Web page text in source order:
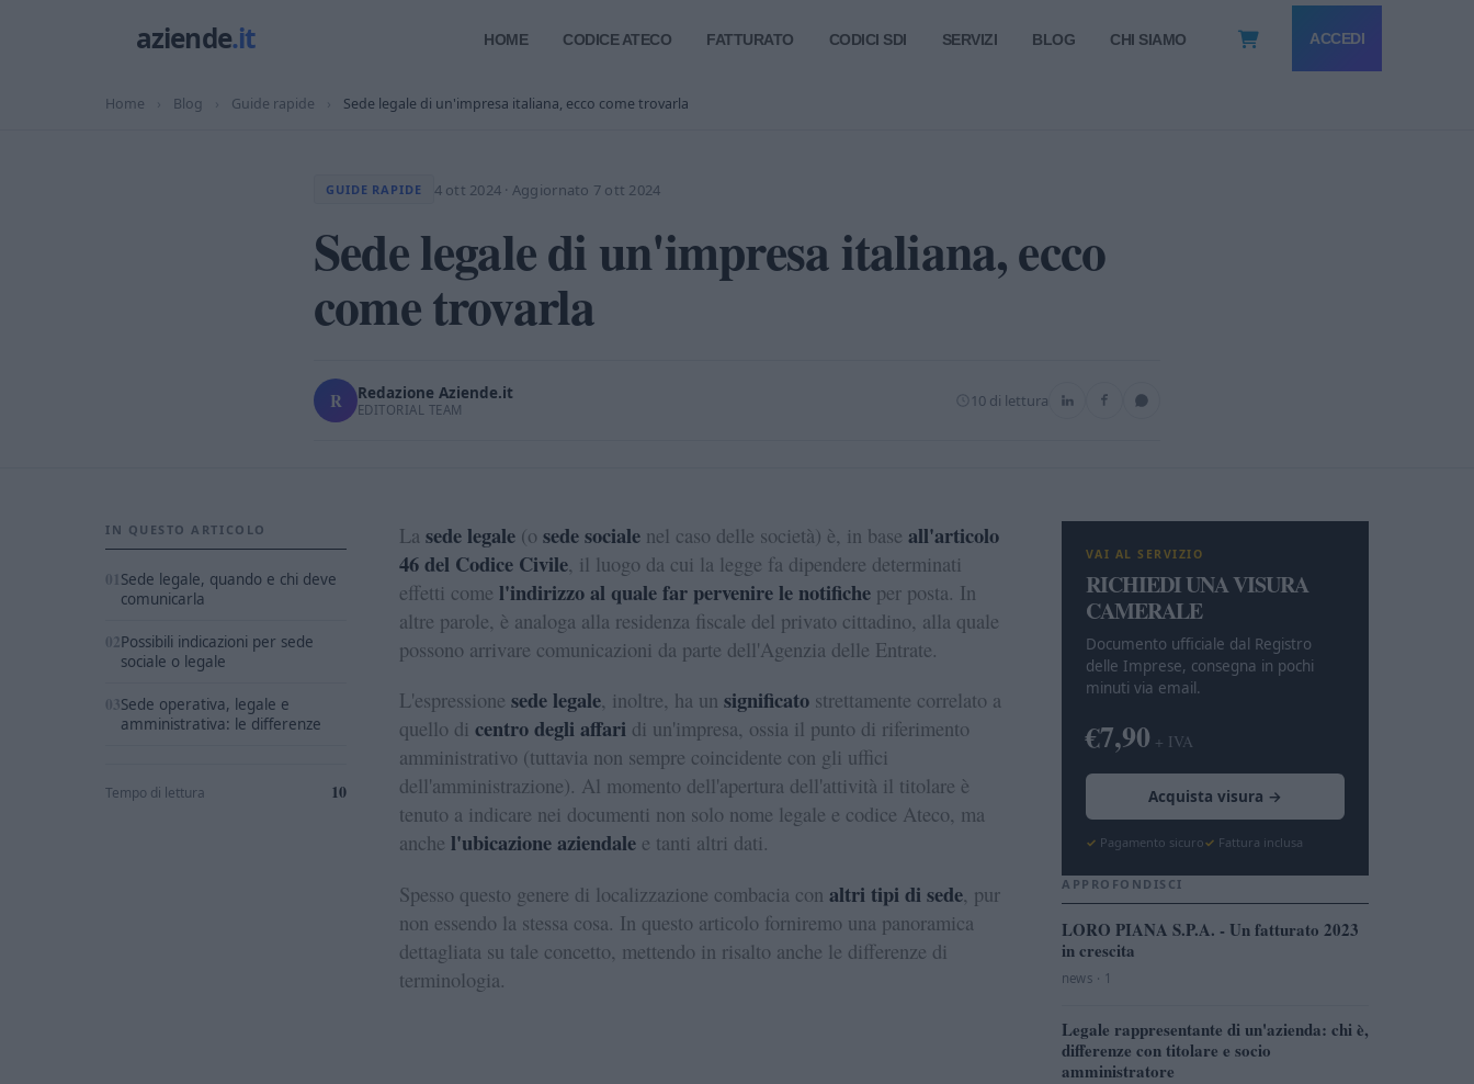
HOME CODICE ATECO FATTURATO CODICI SDI SERVIZI BLOG CHI SIAMO ACCEDI
Home › Blog › Guide rapide › Sede legale di un'impresa italiana, ecco come trovarla
GUIDE RAPIDE 4 ott 2024 · Aggiornato 7 ott 2024
Sede legale di un'impresa italiana, ecco
come trovarla
R Redazione Aziende.it
EDITORIAL TEAM 10 di lettura
IN QUESTO ARTICOLO
Sede legale, quando e chi deve
comunicarla
Possibili indicazioni per sede
sociale o legale
Sede operativa, legale e
amministrativa: le differenze
Tempo di lettura 10
La sede legale (o sede sociale nel caso delle società) è, in base all'articolo
46 del Codice Civile, il luogo da cui la legge fa dipendere determinati
effetti come l'indirizzo al quale far pervenire le notifiche per posta. In
altre parole, è analoga alla residenza fiscale del privato cittadino, alla quale
possono arrivare comunicazioni da parte dell'Agenzia delle Entrate.
L'espressione sede legale, inoltre, ha un significato strettamente correlato a
quello di centro degli affari di un'impresa, ossia il punto di riferimento
amministrativo (tuttavia non sempre coincidente con gli uffici
dell'amministrazione). Al momento dell'apertura dell'attività il titolare è
tenuto a indicare nei documenti non solo nome legale e codice Ateco, ma
anche l'ubicazione aziendale e tanti altri dati.
Spesso questo genere di localizzazione combacia con altri tipi di sede, pur
non essendo la stessa cosa. In questo articolo forniremo una panoramica
dettagliata su tale concetto, mettendo in risalto anche le differenze di
terminologia.
VAI AL SERVIZIO
RICHIEDI UNA VISURA
CAMERALE
Documento ufficiale dal Registro
delle Imprese, consegna in pochi
minuti via email.
€7,90 + IVA
Acquista visura →
Pagamento sicuro Fattura inclusa
APPROFONDISCI
LORO PIANA S.P.A. - Un fatturato 2023
in crescita
news · 1
Legale rappresentante di un'azienda: chi è,
differenze con titolare e socio
amministratore